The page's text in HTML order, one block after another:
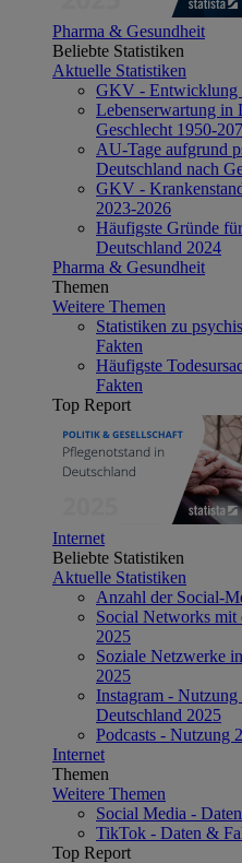
Pharma & Gesundheit
Beliebte Statistiken
Aktuelle Statistiken
GKV - Entwicklung
Lebenserwartung in
Geschlecht 1950-
AU-Tage aufgrund
Deutschland nach
GKV -
2023-2026
Häufigste Gründe
Deutschland 2024
Pharma & Gesundheit
Themen
Weitere Themen
Statistiken zu
Fakten
Häufigste
Fakten
Top Report
Internet
Beliebte Statistiken
Aktuelle Statistiken
Anzahl der Social-
Social Networks mit
2025
Soziale Netzwerke
2025
Instagram -
Deutschland 2025
Podcasts - Nutzung
Internet
Themen
Weitere Themen
Social Media -
TikTok - Daten &
Top Report